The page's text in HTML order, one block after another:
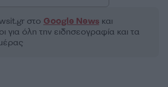
στο Google News και
για όλη την ειδησεογραφία και τα